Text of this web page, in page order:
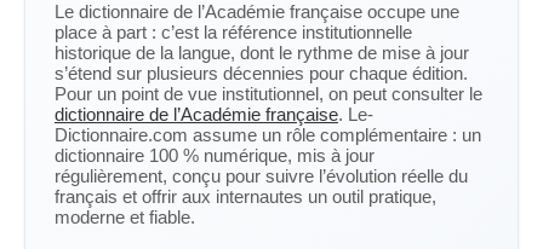
Le dictionnaire de l’Académie française occupe une
place à part : c’est la référence institutionnelle
historique de la langue, dont le rythme de mise à jour
s’étend sur plusieurs décennies pour chaque édition.
Pour un point de vue institutionnel, on peut consulter le
dictionnaire de l’Académie française. Le-
Dictionnaire.com assume un rôle complémentaire : un
dictionnaire 100 % numérique, mis à jour
régulièrement, conçu pour suivre l’évolution réelle du
français et offrir aux internautes un outil pratique,
moderne et fiable.